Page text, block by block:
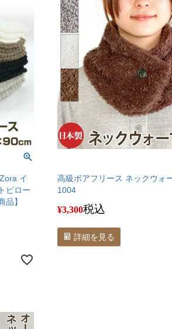
イ
ピロー
品】
高級ボアフリース ネックウォ
1004
¥3,300税込
詳細を見る